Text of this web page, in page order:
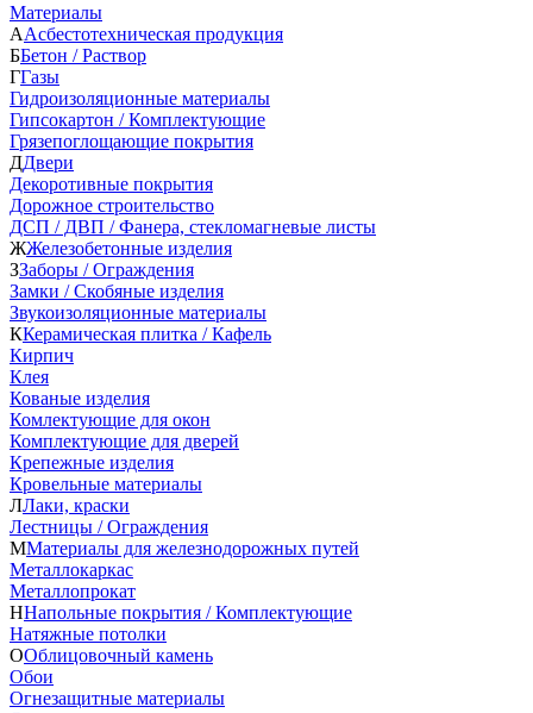
Материалы
ААсбестотехническая продукция
ББетон / Раствор
ГГазы
Гидроизоляционные материалы
Гипсокартон / Комплектующие
Грязепоглощающие покрытия
ДДвери
Декоротивные покрытия
Дорожное строительство
ДСП / ДВП / Фанера, стекломагневые листы
ЖЖелезобетонные изделия
ЗЗаборы / Ограждения
Замки / Скобяные изделия
Звукоизоляционные материалы
ККерамическая плитка / Кафель
Кирпич
Клея
Кованые изделия
Комлектующие для окон
Комплектующие для дверей
Крепежные изделия
Кровельные материалы
ЛЛаки, краски
Лестницы / Ограждения
ММатериалы для железнодорожных путей
Металлокаркас
Металлопрокат
ННапольные покрытия / Комплектующие
Натяжные потолки
ООблицовочный камень
Обои
Огнезащитные материалы